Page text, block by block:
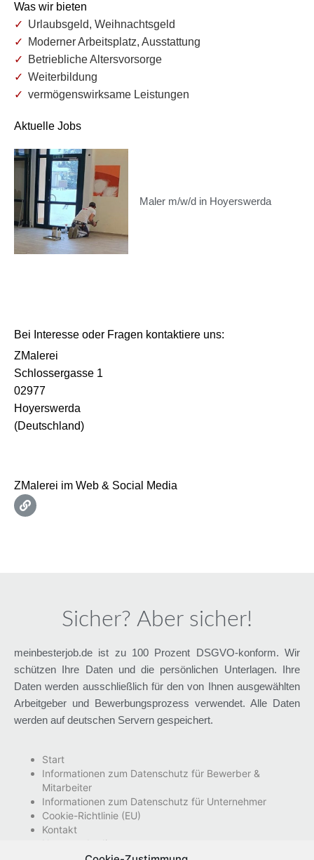
Was wir bieten
Urlaubsgeld, Weihnachtsgeld
Moderner Arbeitsplatz, Ausstattung
Betriebliche Altersvorsorge
Weiterbildung
vermögenswirksame Leistungen
Aktuelle Jobs
Maler m/w/d in Hoyerswerda
Bei Interesse oder Fragen kontaktiere uns:
ZMalerei
Schlossergasse 1
02977
Hoyerswerda
(Deutschland)
ZMalerei im Web & Social Media
Sicher? Aber sicher!
meinbesterjob.de ist zu 100 Prozent DSGVO-konform. Wir
schützen Ihre Daten und die persönlichen Unterlagen. Ihre
Daten werden ausschließlich für den von Ihnen ausgewählten
Arbeitgeber und Bewerbungsprozess verwendet. Alle Daten
werden auf deutschen Servern gespeichert.
Start
Informationen zum Datenschutz für Bewerber &
Mitarbeiter
Informationen zum Datenschutz für Unternehmer
Cookie-Richtlinie (EU)
Kontakt
Nutzungsbedingungen